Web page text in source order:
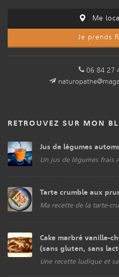
Me
Je prends
06 84 27
RETROUVEZ SUR MON
Jus de légumes
Un jus de légumes frais
Tarte crumble aux
Ma recette de la tarte-
Cake marbré vanille-
(sans gluten, sans
Une recette ludique et